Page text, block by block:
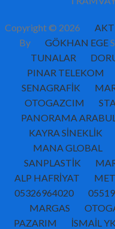
Copyright © 2026
By
GÖKHAN EGE
TUNALAR
PINAR TELEKOM
SENAGRAFİK
OTOGAZCIM
PANORAMA
KAYRA SİNEKLİK
MANA GLOBAL
SANPLASTİK
ALP HAFRİYAT
05326964020
MARGAS
PAZARIM
İSMAİL YK